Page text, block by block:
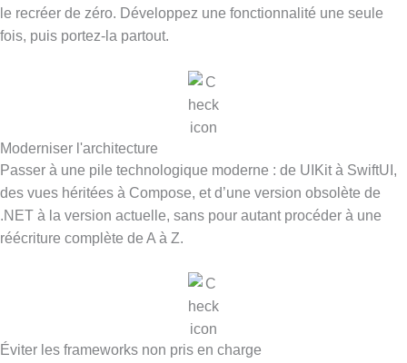
le recréer de zéro. Développez une fonctionnalité une seule
fois, puis portez-la partout.
Moderniser l'architecture
Passer à une pile technologique moderne : de UIKit à SwiftUI,
des vues héritées à Compose, et d’une version obsolète de
.NET à la version actuelle, sans pour autant procéder à une
réécriture complète de A à Z.
Éviter les frameworks non pris en charge